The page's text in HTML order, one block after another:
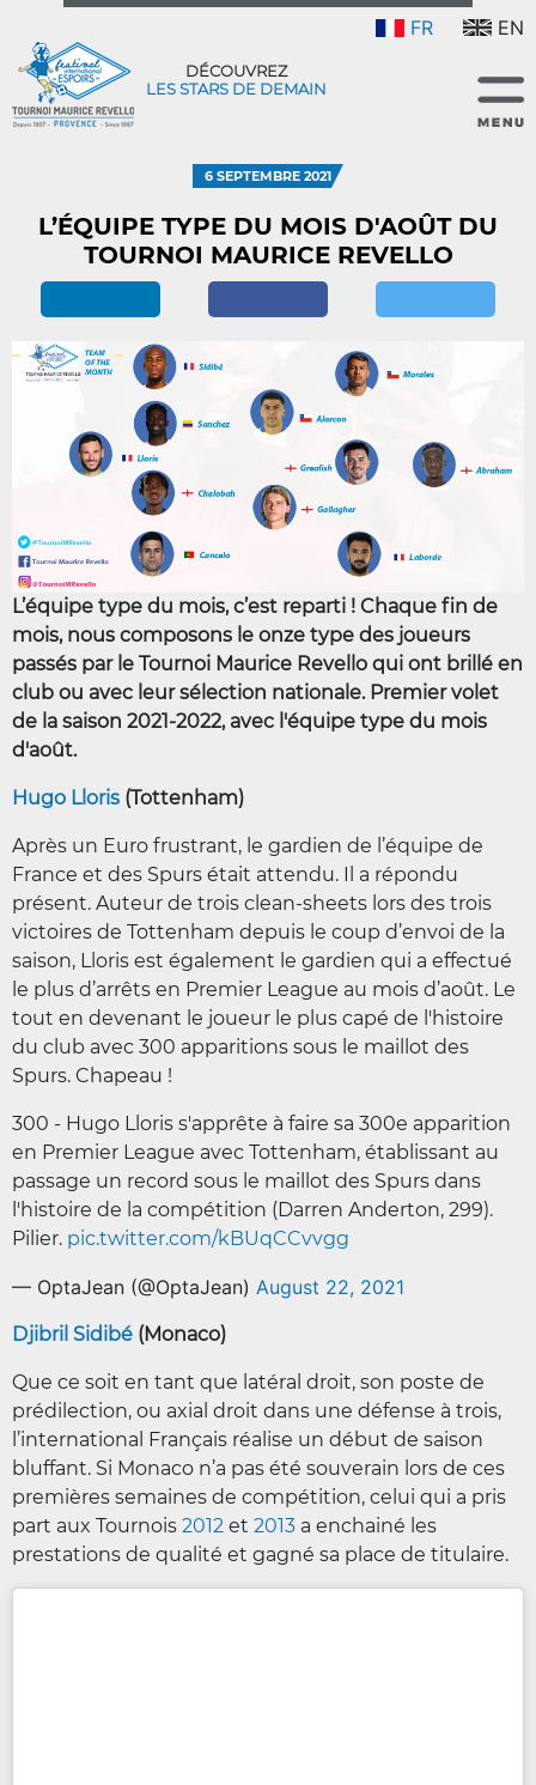
FR EN
DÉCOUVREZ
LES STARS DE DEMAIN
6 SEPTEMBRE 2021
L’ÉQUIPE TYPE DU MOIS D'AOÛT DU
TOURNOI MAURICE REVELLO
L’équipe type du mois, c’est reparti ! Chaque fin de
mois, nous composons le onze type des joueurs
passés par le Tournoi Maurice Revello qui ont brillé en
club ou avec leur sélection nationale. Premier volet
de la saison 2021-2022, avec l'équipe type du mois
d'août.
Hugo Lloris (Tottenham)
Après un Euro frustrant, le gardien de l’équipe de
France et des Spurs était attendu. Il a répondu
présent. Auteur de trois clean-sheets lors des trois
victoires de Tottenham depuis le coup d’envoi de la
saison, Lloris est également le gardien qui a effectué
le plus d’arrêts en Premier League au mois d’août. Le
tout en devenant le joueur le plus capé de l'histoire
du club avec 300 apparitions sous le maillot des
Spurs. Chapeau !
300 - Hugo Lloris s'apprête à faire sa 300e apparition
en Premier League avec Tottenham, établissant au
passage un record sous le maillot des Spurs dans
l'histoire de la compétition (Darren Anderton, 299).
Pilier. pic.twitter.com/kBUqCCvvgg
— OptaJean (@OptaJean) August 22, 2021
Djibril Sidibé (Monaco)
Que ce soit en tant que latéral droit, son poste de
prédilection, ou axial droit dans une défense à trois,
l’international Français réalise un début de saison
bluffant. Si Monaco n’a pas été souverain lors de ces
premières semaines de compétition, celui qui a pris
part aux Tournois 2012 et 2013 a enchainé les
prestations de qualité et gagné sa place de titulaire.